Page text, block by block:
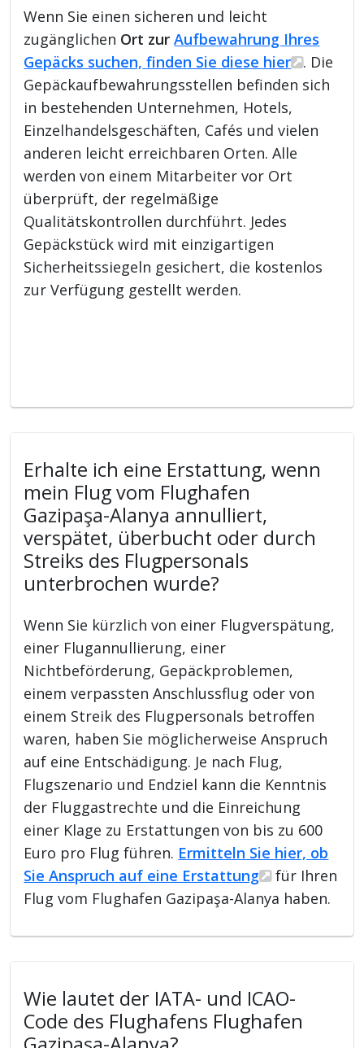
Wenn Sie einen sicheren und leicht
zugänglichen Ort zurAufbewahrung Ihres
Gepäcks suchen, finden Sie diese hier
. Die
Gepäckaufbewahrungsstellen befinden sich
in bestehenden Unternehmen, Hotels,
Einzelhandelsgeschäften, Cafés und vielen
anderen leicht erreichbaren Orten. Alle
werden von einem Mitarbeiter vor Ort
überprüft, der regelmäßige
Qualitätskontrollen durchführt. Jedes
Gepäckstück wird mit einzigartigen
Sicherheitssiegeln gesichert, die kostenlos
zur Verfügung gestellt werden.
Erhalte ich eine Erstattung, wenn
mein Flug vom Flughafen
Gazipaşa-Alanya annulliert,
verspätet, überbucht oder durch
Streiks des Flugpersonals
unterbrochen wurde?
Wenn Sie kürzlich von einer Flugverspätung,
einer Flugannullierung, einer
Nichtbeförderung, Gepäckproblemen,
einem verpassten Anschlussflug oder von
einem Streik des Flugpersonals betroffen
waren, haben Sie möglicherweise Anspruch
auf eine Entschädigung. Je nach Flug,
Flugszenario und Endziel kann die Kenntnis
der Fluggastrechte und die Einreichung
einer Klage zu Erstattungen von bis zu 600
Euro pro Flug führen. Ermitteln Sie hier, ob
Sie Anspruch auf eine Erstattung
für Ihren
Flug vom Flughafen Gazipaşa-Alanya haben.
Wie lautet der IATA- und ICAO-
Code des Flughafens Flughafen